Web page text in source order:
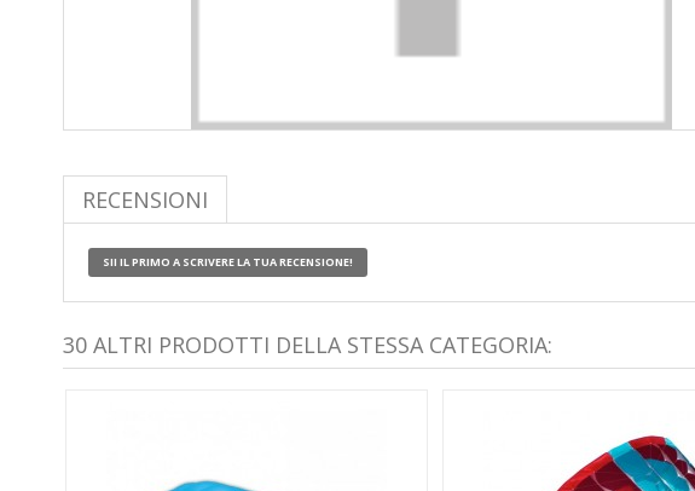
RECENSIONI
SII IL PRIMO A SCRIVERE LA TUA RECENSIONE!
30 ALTRI PRODOTTI DELLA STESSA CATEGORIA: